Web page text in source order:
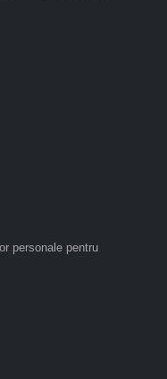
personale pentru